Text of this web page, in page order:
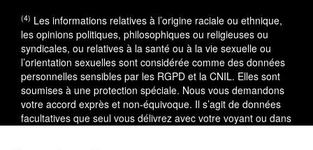
(4) Les informations relatives à l’origine raciale ou ethnique,
les opinions politiques, philosophiques ou religieuses ou
syndicales, ou relatives à la santé ou à la vie sexuelle ou
l’orientation sexuelles sont considérée comme des données
personnelles sensibles par les RGPD et la CNIL. Elles sont
soumises à une protection spéciale. Nous vous demandons
votre accord exprès et non-équivoque. Il s’agit de données
facultatives que seul vous délivrez avec votre voyant ou dans